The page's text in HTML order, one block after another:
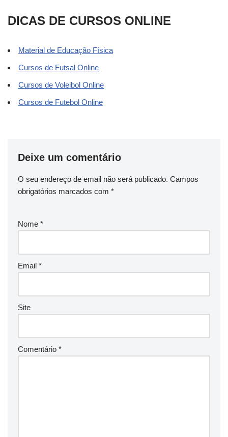
DICAS DE CURSOS ONLINE
Material de Educação Física
Cursos de Futsal Online
Cursos de Voleibol Online
Cursos de Futebol Online
Deixe um comentário
O seu endereço de email não será publicado. Campos
obrigatórios marcados com *
Nome *
Email *
Site
Comentário *